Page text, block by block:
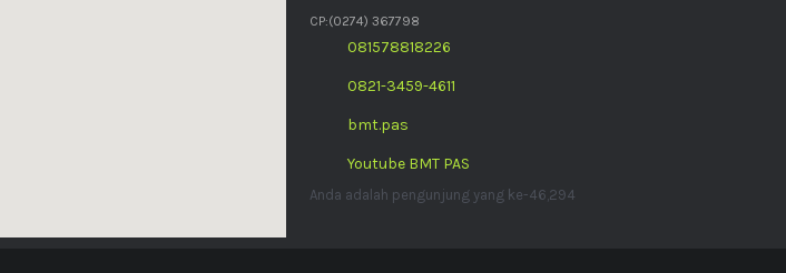
CP:(0274) 367798
081578818226
0821-3459-4611
bmt.pas
Youtube BMT PAS
Anda adalah pengunjung yang ke-46,294